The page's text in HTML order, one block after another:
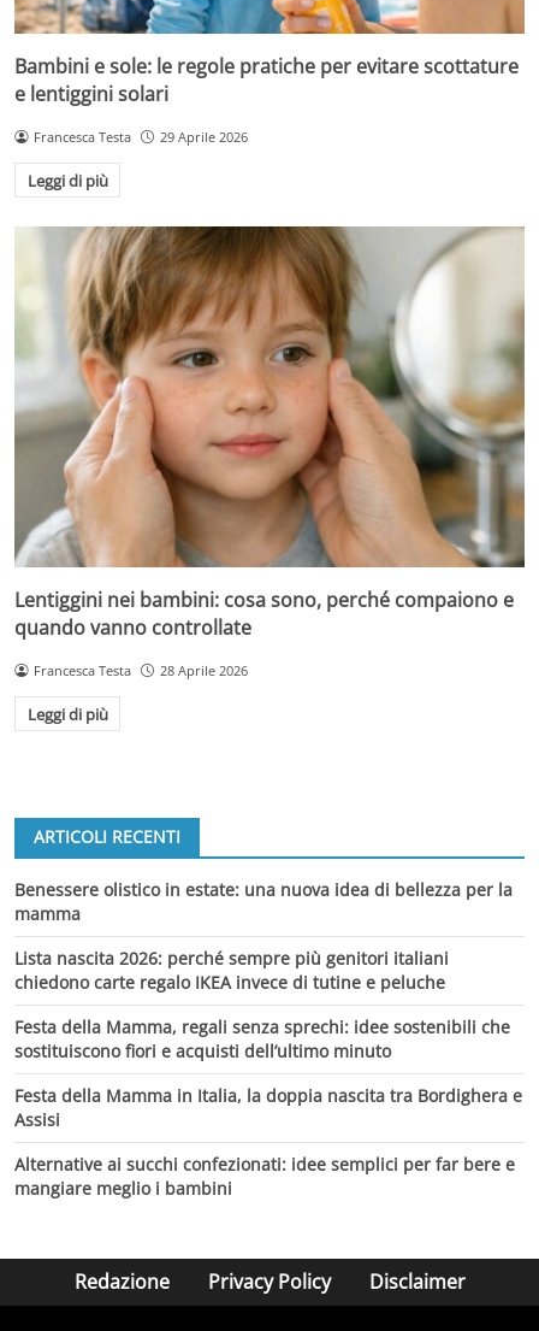
Bambini e sole: le regole pratiche per evitare scottature
e lentiggini solari
Francesca Testa 29 Aprile 2026
Leggi di più
Lentiggini nei bambini: cosa sono, perché compaiono e
quando vanno controllate
Francesca Testa 28 Aprile 2026
Leggi di più
ARTICOLI RECENTI
Benessere olistico in estate: una nuova idea di bellezza per la
mamma
Lista nascita 2026: perché sempre più genitori italiani
chiedono carte regalo IKEA invece di tutine e peluche
Festa della Mamma, regali senza sprechi: idee sostenibili che
sostituiscono fiori e acquisti dell’ultimo minuto
Festa della Mamma in Italia, la doppia nascita tra Bordighera e
Assisi
Alternative ai succhi confezionati: idee semplici per far bere e
mangiare meglio i bambini
Redazione Privacy Policy Disclaimer